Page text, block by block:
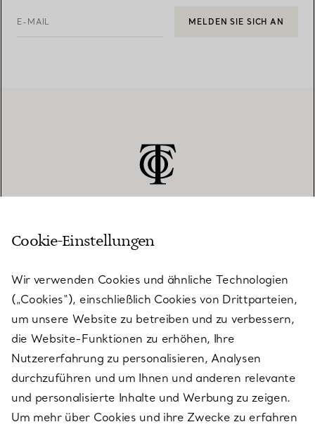
E-MAIL MELDEN SIE SICH AN
KUNDENSERVICE
SERVICES
ÜBER TIFFANY & CO.
RECHTLICHE HINWEISE
Cookie-Einstellungen
Wir verwenden Cookies und ähnliche Technologien
(„Cookies“), einschließlich Cookies von Drittparteien,
um unsere Website zu betreiben und zu verbessern,
die Website-Funktionen zu erhöhen, Ihre
Nutzererfahrung zu personalisieren, Analysen
durchzuführen und um Ihnen und anderen relevante
und personalisierte Inhalte und Werbung zu zeigen.
Um mehr über Cookies und ihre Zwecke zu erfahren